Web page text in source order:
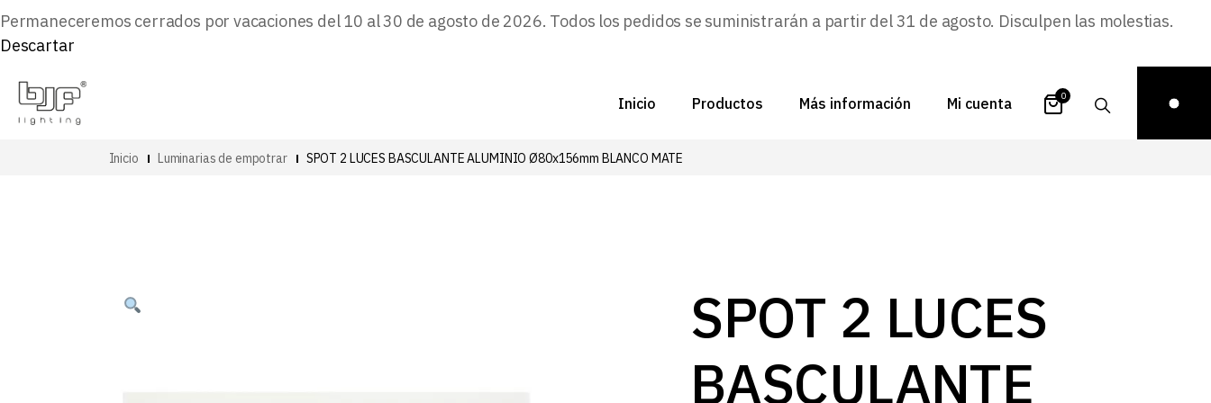
Permaneceremos cerrados por vacaciones del 10 al 30 de agosto de 2026. Todos los pedidos se suministrarán a partir del 31 de agosto. Disculpen las molestias.
Descartar
Inicio Productos Más información
FAQs
Proyectos
Zona de inspiración
Mi cuenta
contraseña
0
Inicio Luminarias de empotrar SPOT 2 LUCES BASCULANTE ALUMINIO Ø80x156mm BLANCO MATE
SPOT 2 LUCES
BASCULANTE